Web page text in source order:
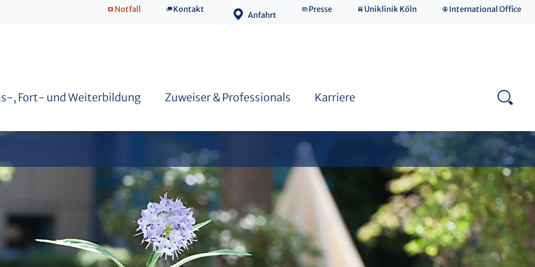
Notfall Kontakt
Anfahrt
Presse Uniklinik Köln International Office
, Fort- und Weiterbildung Zuweiser & Professionals Karriere